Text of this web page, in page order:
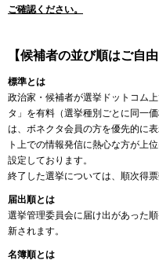
ご確認ください。
【候補者の並び順はご自
標準とは
政治家・候補者が選挙ドットコム
タ」を有料（選挙種別ごとに同一
は、ボネクタ会員の方を優先的に
ト上での情報発信に熱心な方が上
設定しております。
終了した選挙については、順次得票
届出順とは
選挙管理委員会に届け出があった
新されます。
名簿順とは